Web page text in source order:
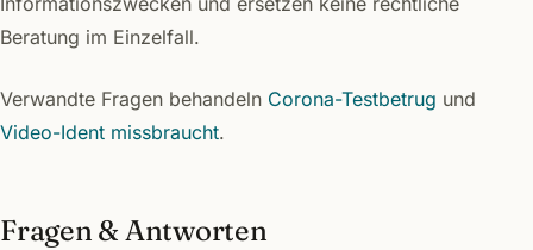
Beratung im Einzelfall.
Verwandte Fragen behandeln Corona-Testbetrug und
Video-Ident missbraucht.
Fragen & Antworten